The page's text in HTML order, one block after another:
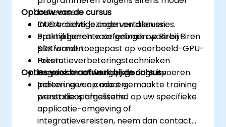
beheersen.
CUDA-achtige code vertalen en
optimaliseren voor gebruik op Biren-
platformen.
Prestatieverbeteringstechnieken
toepassen en foutopsporing uitvoeren.
Opbouw van de cursus
Interactieve lezingen en discussies.
Praktijkgerichte oefeningen waarbij Biren
SDK wordt toegepast op voorbeeld-GPU-
taken.
Begeleide oefeningen gericht op
portering van code en
prestatieoptimalisatie.
Opties voor maatwerk bij de cursus
Indien u een op maat gemaakte training
wenst die is afgestemd op uw specifieke
applicatie-omgeving of
integratievereisten, neem dan contact